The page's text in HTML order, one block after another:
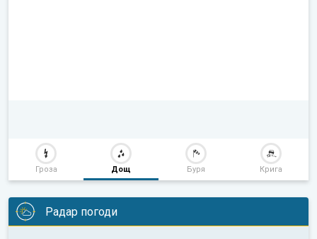
Гроза Дощ Буря Крига
Радар погоди